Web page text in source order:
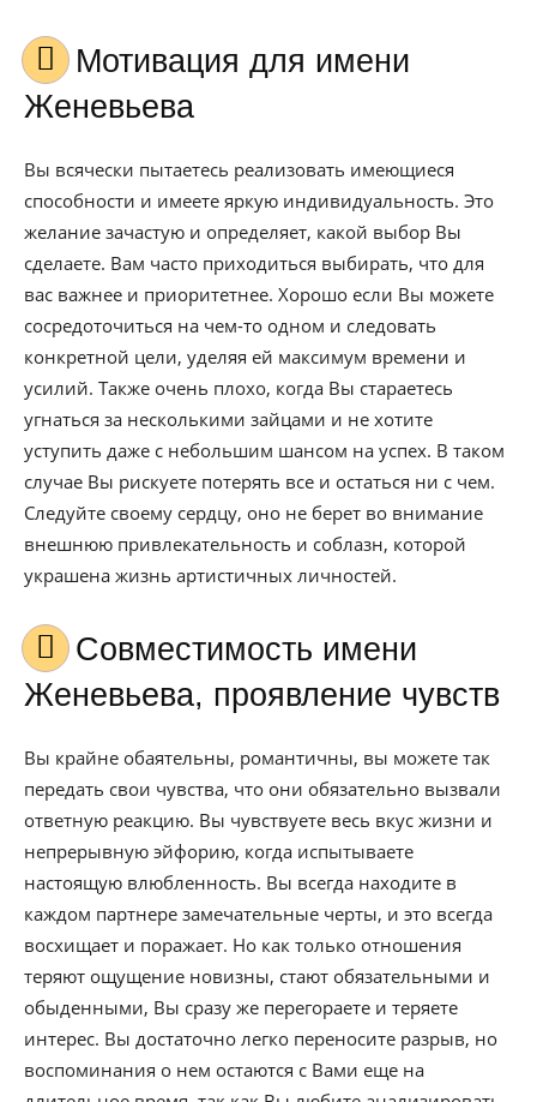
Мотивация для имени
Женевьева
Вы всячески пытаетесь реализовать имеющиеся
способности и имеете яркую индивидуальность. Это
желание зачастую и определяет, какой выбор Вы
сделаете. Вам часто приходиться выбирать, что для
вас важнее и приоритетнее. Хорошо если Вы можете
сосредоточиться на чем-то одном и следовать
конкретной цели, уделяя ей максимум времени и
усилий. Также очень плохо, когда Вы стараетесь
угнаться за несколькими зайцами и не хотите
уступить даже с небольшим шансом на успех. В таком
случае Вы рискуете потерять все и остаться ни с чем.
Следуйте своему сердцу, оно не берет во внимание
внешнюю привлекательность и соблазн, которой
украшена жизнь артистичных личностей.
Совместимость имени
Женевьева, проявление чувств
Вы крайне обаятельны, романтичны, вы можете так
передать свои чувства, что они обязательно вызвали
ответную реакцию. Вы чувствуете весь вкус жизни и
непрерывную эйфорию, когда испытываете
настоящую влюбленность. Вы всегда находите в
каждом партнере замечательные черты, и это всегда
восхищает и поражает. Но как только отношения
теряют ощущение новизны, стают обязательными и
обыденными, Вы сразу же перегораете и теряете
интерес. Вы достаточно легко переносите разрыв, но
воспоминания о нем остаются с Вами еще на